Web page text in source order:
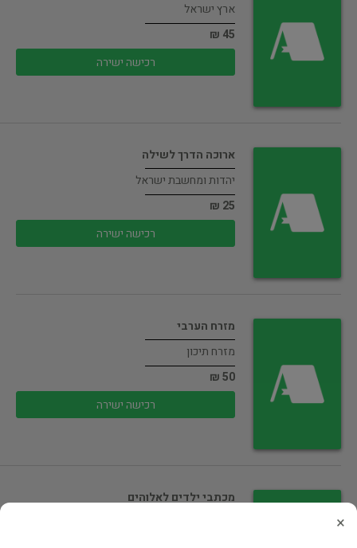
ארץ ישראל
45 ₪
רכישה ישירה
ארוכה הדרך לשילה
יהדות ומחשבת ישראל
25 ₪
רכישה ישירה
מזרח הערבי
מזרח תיכון
50 ₪
רכישה ישירה
מכתבי ילדים לאלוהים
×